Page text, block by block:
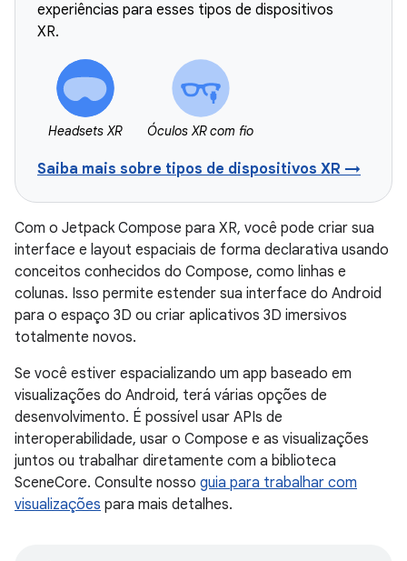
experiências para esses tipos de dispositivos
XR.
Headsets XR Óculos XR com fio
Saiba mais sobre tipos de dispositivos XR →
Com o Jetpack Compose para XR, você pode criar sua
interface e layout espaciais de forma declarativa usando
conceitos conhecidos do Compose, como linhas e
colunas. Isso permite estender sua interface do Android
para o espaço 3D ou criar aplicativos 3D imersivos
totalmente novos.
Se você estiver espacializando um app baseado em
visualizações do Android, terá várias opções de
desenvolvimento. É possível usar APIs de
interoperabilidade, usar o Compose e as visualizações
juntos ou trabalhar diretamente com a biblioteca
SceneCore. Consulte nosso guia para trabalhar com
visualizações para mais detalhes.